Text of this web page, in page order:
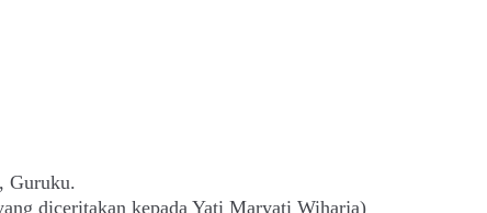
Guruku.
diceritakan kepada Yati Maryati Wiharja)